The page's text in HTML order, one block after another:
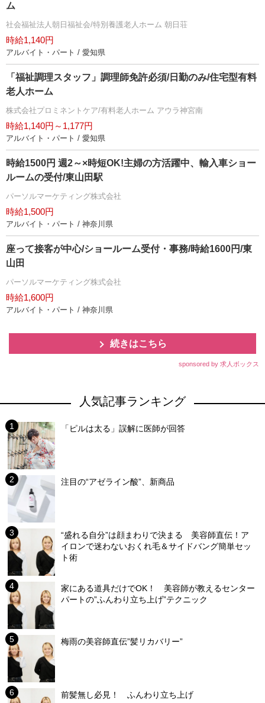
ム
社会福祉法人朝日福祉会/特別養護老人ホーム 朝日荘
時給1,140円
アルバイト・パート / 愛知県
「福祉調理スタッフ」調理師免許必須/日勤のみ/住宅型有料
老人ホーム
株式会社プロミネントケア/有料老人ホーム アウラ神宮南
時給1,140円～1,177円
アルバイト・パート / 愛知県
時給1500円 週2～×時短OK!主婦の方活躍中、輸入車ショー
ルームの受付/東山田駅
パーソルマーケティング株式会社
時給1,500円
アルバイト・パート / 神奈川県
座って接客が中心/ショールーム受付・事務/時給1600円/東
山田
パーソルマーケティング株式会社
時給1,600円
アルバイト・パート / 神奈川県
続きはこちら
sponsored by 求人ボックス
人気記事ランキング
「ピルは太る」誤解に医師が回答
注目の“アゼライン酸”、新商品
“盛れる自分”は顔まわりで決まる 美容師直伝！ア
イロンで迷わないおくれ毛＆サイドバング簡単セッ
ト術
家にある道具だけでOK！ 美容師が教えるセンター
パートの”ふんわり立ち上げ”テクニック
梅雨の美容師直伝”髪リカバリー”
前髪無し必見！ ふんわり立ち上げ